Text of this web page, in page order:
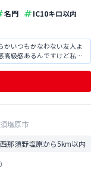
名門
IC10キロ以内
かいつもかなわない友人よ
高級感あるんですけど私は
きましたけど。
塩原市
那須野塩原から5km以内